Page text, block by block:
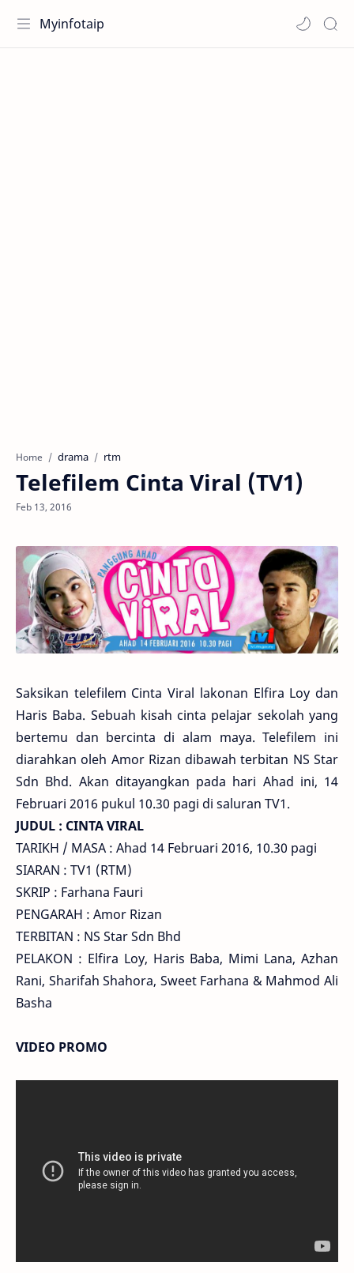
Myinfotaip
Home drama rtm
Telefilem Cinta Viral (TV1)
Saksikan telefilem ‪Cinta Viral‬ lakonan Elfira Loy dan
Haris Baba. Sebuah kisah cinta pelajar sekolah yang
bertemu dan bercinta di alam maya. Telefilem ini
diarahkan oleh Amor Rizan dibawah terbitan NS Star
Sdn Bhd. Akan ditayangkan pada hari Ahad ini, 14
Februari 2016 pukul 10.30 pagi di saluran TV1.
JUDUL : CINTA VIRAL
TARIKH / MASA : Ahad 14 Februari 2016, 10.30 pagi
SIARAN : TV1 (RTM)
SKRIP : Farhana Fauri
PENGARAH : Amor Rizan
TERBITAN : NS Star Sdn Bhd
PELAKON : Elfira Loy, Haris Baba, Mimi Lana, Azhan
Rani, Sharifah Shahora, Sweet Farhana & Mahmod Ali
Basha
VIDEO PROMO